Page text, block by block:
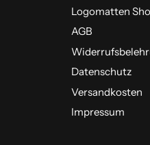
Logomatten
AGB
Datenschutz
Versandkosten
Impressum